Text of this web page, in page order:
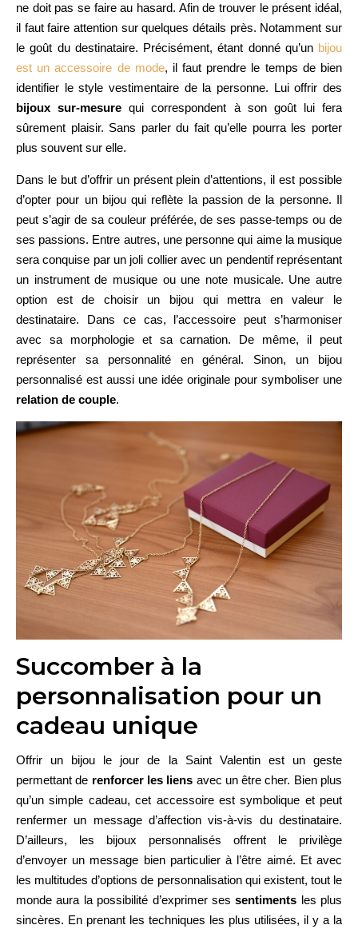
ne doit pas se faire au hasard. Afin de trouver le présent idéal,
il faut faire attention sur quelques détails près. Notamment sur
le goût du destinataire. Précisément, étant donné qu’un bijou
est un accessoire de mode, il faut prendre le temps de bien
identifier le style vestimentaire de la personne. Lui offrir des
bijoux sur-mesure qui correspondent à son goût lui fera
sûrement plaisir. Sans parler du fait qu’elle pourra les porter
plus souvent sur elle.
Dans le but d’offrir un présent plein d’attentions, il est possible
d’opter pour un bijou qui reflète la passion de la personne. Il
peut s’agir de sa couleur préférée, de ses passe-temps ou de
ses passions. Entre autres, une personne qui aime la musique
sera conquise par un joli collier avec un pendentif représentant
un instrument de musique ou une note musicale. Une autre
option est de choisir un bijou qui mettra en valeur le
destinataire. Dans ce cas, l’accessoire peut s’harmoniser
avec sa morphologie et sa carnation. De même, il peut
représenter sa personnalité en général. Sinon, un bijou
personnalisé est aussi une idée originale pour symboliser une
relation de couple.
Succomber à la
personnalisation pour un
cadeau unique
Offrir un bijou le jour de la Saint Valentin est un geste
permettant de renforcer les liens avec un être cher. Bien plus
qu’un simple cadeau, cet accessoire est symbolique et peut
renfermer un message d’affection vis-à-vis du destinataire.
D’ailleurs, les bijoux personnalisés offrent le privilège
d’envoyer un message bien particulier à l’être aimé. Et avec
les multitudes d’options de personnalisation qui existent, tout le
monde aura la possibilité d’exprimer sessentiments les plus
sincères. En prenant les techniques les plus utilisées, il y a la